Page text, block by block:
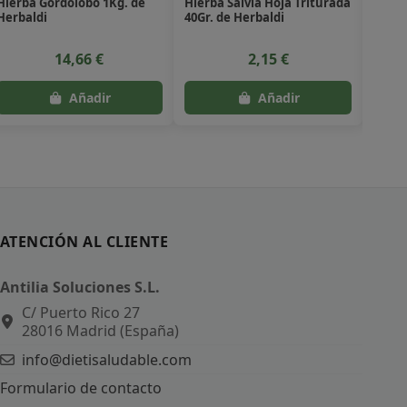
14,66 €
40Gr. de Herbaldi
2,15 €
ATENCIÓN AL CLIENTE
Antilia Soluciones S.L.
C/ Puerto Rico 27
28016 Madrid (España)
info@dietisaludable.com
Formulario de contacto